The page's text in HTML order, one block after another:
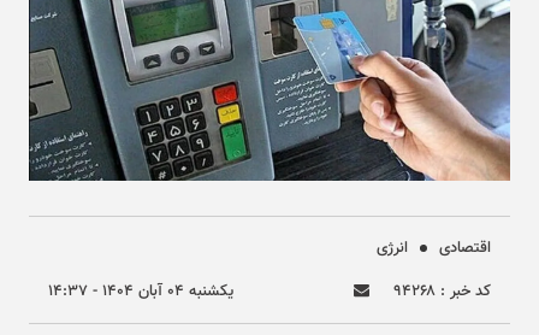
اقتصادی
انرژی
کد خبر : ۹۴۲۶۸
يکشنبه ۰۴ آبان ۱۴۰۴ - ۱۴:۳۷